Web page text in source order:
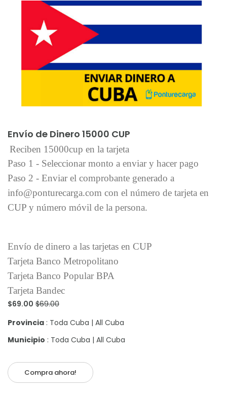
Envío de Dinero 15000 CUP
Reciben 15000cup en la tarjeta
Paso 1 - Seleccionar monto a enviar y hacer pago
Paso 2 - Enviar el comprobante generado a
info@ponturecarga.com con el número de tarjeta en
CUP y número móvil de la persona.
Envío de dinero a las tarjetas en CUP
Tarjeta Banco Metropolitano
Tarjeta Banco Popular BPA
Tarjeta Bandec
$69.00 $69.00
Provincia : Toda Cuba | All Cuba
Municipio : Toda Cuba | All Cuba
Compra ahora!